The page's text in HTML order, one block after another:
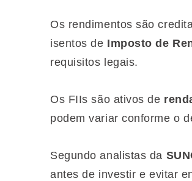
Os rendimentos são
isentos de Imposto de
requisitos legais.
Os FIIs são ativos de
podem variar conforme o
Segundo analistas da
antes de investir e evitar